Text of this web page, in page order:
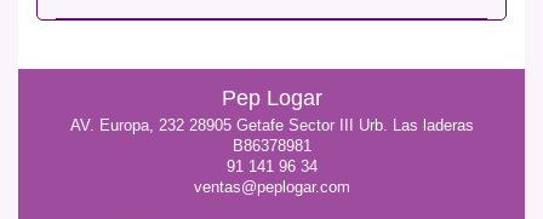
Pep Logar
AV. Europa, 232 28905 Getafe Sector III Urb. Las laderas
B86378981
91 141 96 34
ventas@peplogar.com